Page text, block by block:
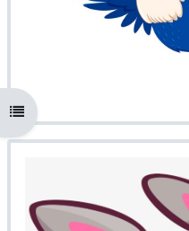
Atverti kurso rodyklę